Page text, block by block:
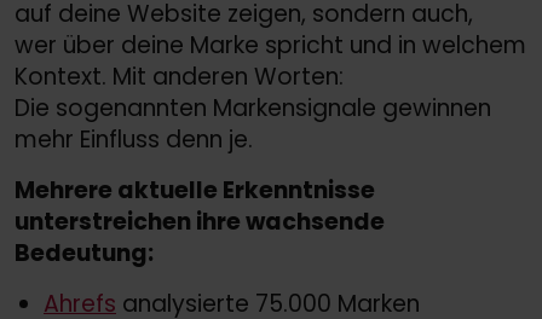
auf deine Website zeigen, sondern auch,
wer über deine Marke spricht und in welchem
Kontext. Mit anderen Worten:
Die sogenannten Markensignale gewinnen
mehr Einfluss denn je.
Mehrere aktuelle Erkenntnisse
unterstreichen ihre wachsende
Bedeutung:
Ahrefs analysierte 75.000 Marken